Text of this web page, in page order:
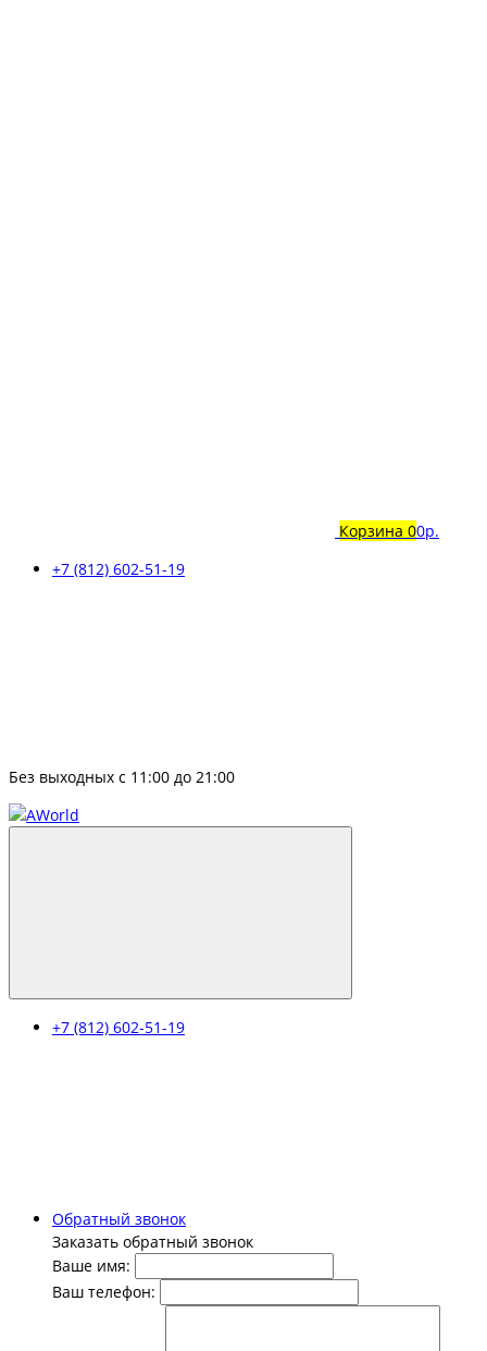
Корзина 00р.
+7 (812) 602-51-19
Без выходных с 11:00 до 21:00
+7 (812) 602-51-19
Обратный звонок
Заказать обратный звонок
Ваше имя:
Ваш телефон: